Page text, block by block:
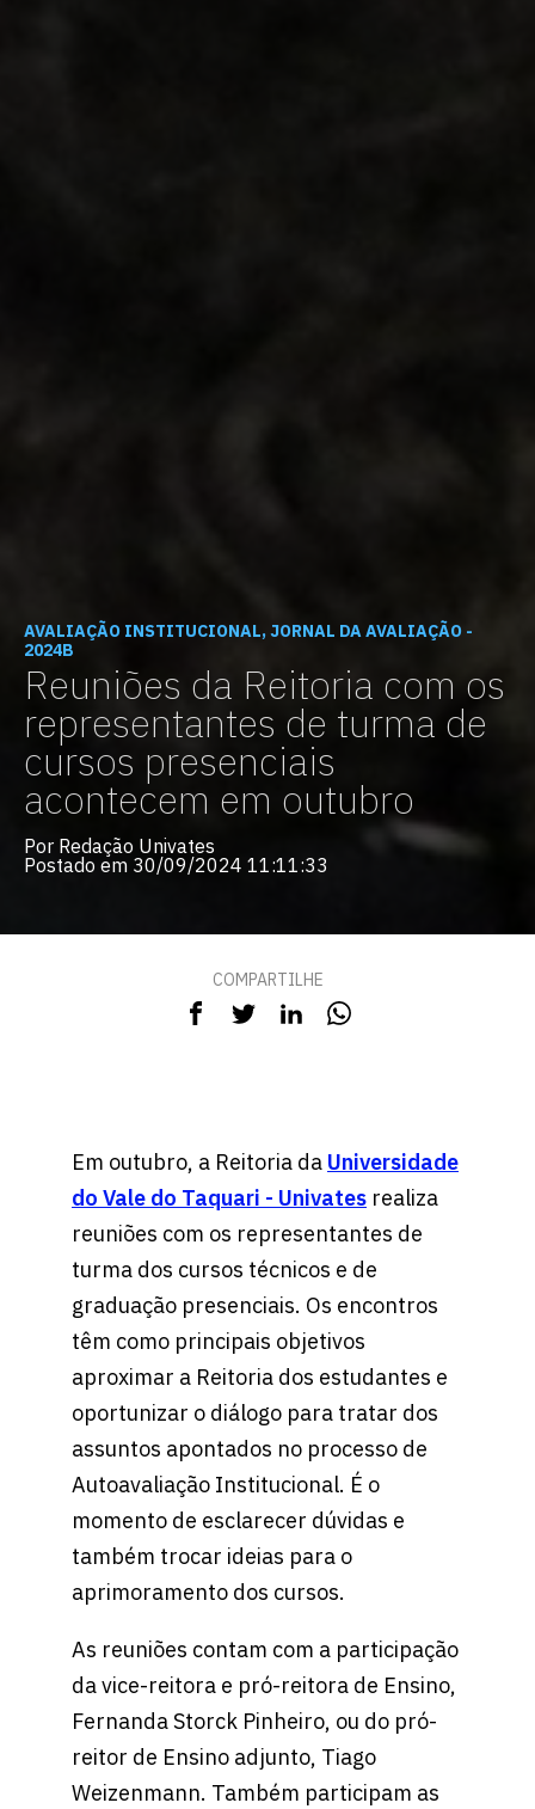
AVALIAÇÃO INSTITUCIONAL, JORNAL DA AVALIAÇÃO -
2024B
Reuniões da Reitoria com os
representantes de turma de
cursos presenciais
acontecem em outubro
Por Redação Univates
Postado em 30/09/2024 11:11:33
COMPARTILHE
Em outubro, a Reitoria da Universidade
do Vale do Taquari - Univates realiza
reuniões com os representantes de
turma dos cursos técnicos e de
graduação presenciais. Os encontros
têm como principais objetivos
aproximar a Reitoria dos estudantes e
oportunizar o diálogo para tratar dos
assuntos apontados no processo de
Autoavaliação Institucional. É o
momento de esclarecer dúvidas e
também trocar ideias para o
aprimoramento dos cursos.
As reuniões contam com a participação
da vice-reitora e pró-reitora de Ensino,
Fernanda Storck Pinheiro, ou do pró-
reitor de Ensino adjunto, Tiago
Weizenmann. Também participam as